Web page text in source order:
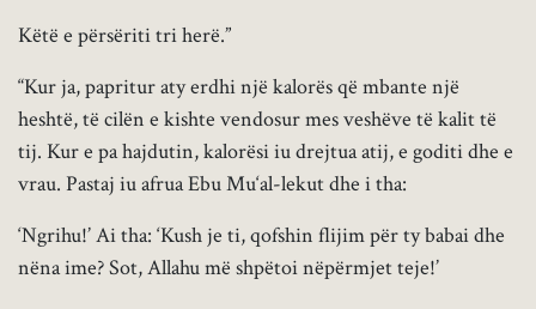
Këtë e përsëriti tri herë.”
“Kur ja, papritur aty erdhi një kalorës që mbante një
heshtë, të cilën e kishte vendosur mes veshëve të kalit të
tij. Kur e pa hajdutin, kalorësi iu drejtua atij, e goditi dhe e
vrau. Pastaj iu afrua Ebu Mu‘al-lekut dhe i tha:
‘Ngrihu!’ Ai tha: ‘Kush je ti, qofshin flijim për ty babai dhe
nëna ime? Sot, Allahu më shpëtoi nëpërmjet teje!’